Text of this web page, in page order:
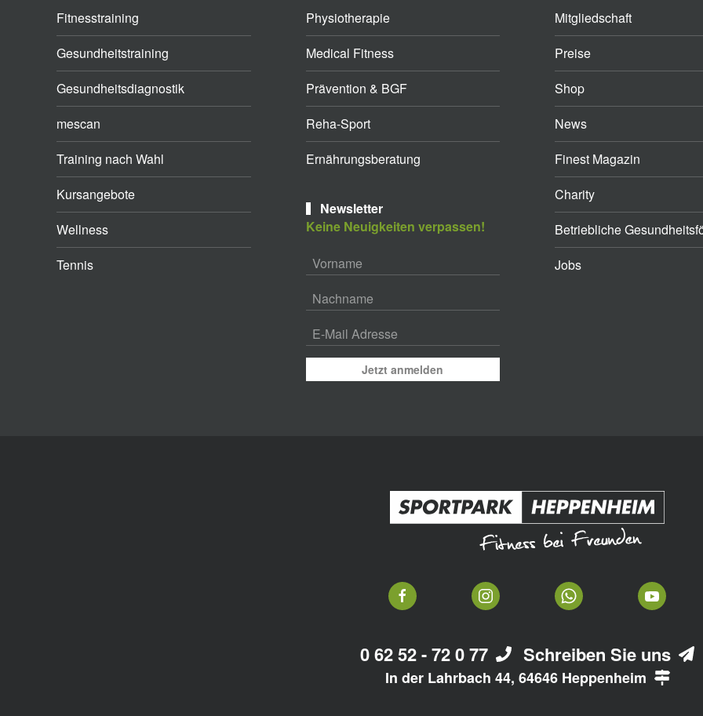
Fitnesstraining
Gesundheitstraining
Gesundheitsdiagnostik
mescan
Training nach Wahl
Kursangebote
Wellness
Tennis
Physiotherapie
Medical Fitness
Prävention & BGF
Reha-Sport
Ernährungsberatung
Newsletter
Keine Neuigkeiten verpassen!
Jetzt anmelden
Mitgliedschaft
Preise
Shop
News
Finest Magazin
Charity
Betriebliche
Jobs
0 62 52 - 72 0 77 Schreiben Sie uns
In der Lahrbach 44, 64646 Heppenheim